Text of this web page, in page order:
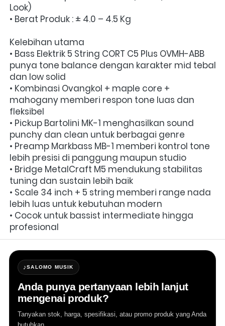
Look)
• Berat Produk : ± 4.0 – 4.5 Kg
Kelebihan utama
• Bass Elektrik 5 String CORT C5 Plus OVMH-ABB
punya tone balance dengan karakter mid tebal
dan low solid
• Kombinasi Ovangkol + maple core +
mahogany memberi respon tone luas dan
fleksibel
• Pickup Bartolini MK-1 menghasilkan sound
punchy dan clean untuk berbagai genre
• Preamp Markbass MB-1 memberi kontrol tone
lebih presisi di panggung maupun studio
• Bridge MetalCraft M5 mendukung stabilitas
tuning dan sustain lebih baik
• Scale 34 inch + 5 string memberi range nada
lebih luas untuk kebutuhan modern
• Cocok untuk bassist intermediate hingga
profesional
♪SALOMO MUSIK
Anda punya pertanyaan lebih lanjut
mengenai produk?
Tanyakan stok, harga, spesifikasi, atau promo produk yang Anda